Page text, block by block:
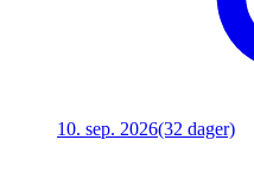
10. sep. 2026(32 dager)